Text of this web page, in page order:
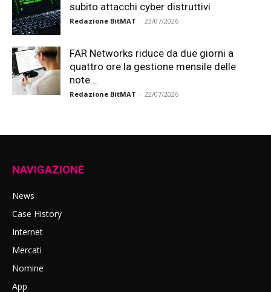
subito attacchi cyber distruttivi
Redazione BitMAT - 23/07/2026
FAR Networks riduce da due giorni a
quattro ore la gestione mensile delle
note...
Redazione BitMAT - 22/07/2026
NAVIGAZIONE
News
Case History
Internet
Mercati
Nomine
App